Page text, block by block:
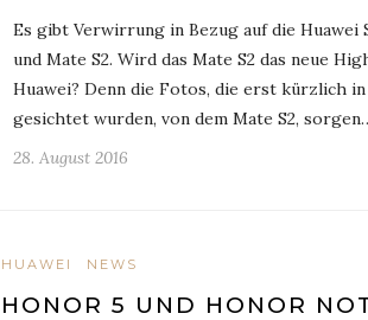
Es gibt Verwirrung in Bezug auf die Huawei
und Mate S2. Wird das Mate S2 das neue
Huawei? Denn die Fotos, die erst kürzlich
gesichtet wurden, von dem Mate S2,
28. August 2016
HUAWEI NEWS
HONOR 5 UND HONOR